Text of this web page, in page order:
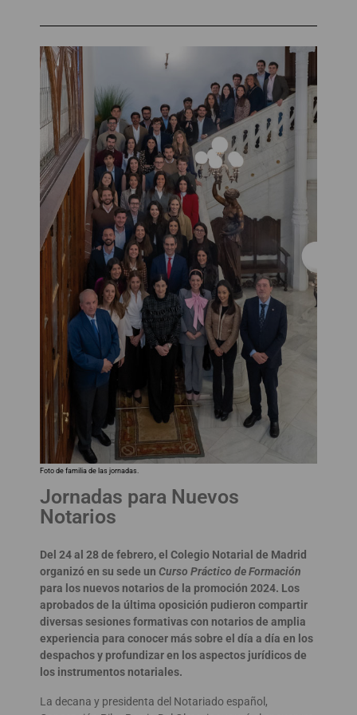
Foto de familia de las jornadas.
Jornadas para Nuevos
Notarios
Del 24 al 28 de febrero, el Colegio Notarial de Madrid
organizó en su sede un Curso Práctico de Formación
para los nuevos notarios de la promoción 2024. Los
aprobados de la última oposición pudieron compartir
diversas sesiones formativas con notarios de amplia
experiencia para conocer más sobre el día a día en los
despachos y profundizar en los aspectos jurídicos de
los instrumentos notariales.
La decana y presidenta del Notariado español,